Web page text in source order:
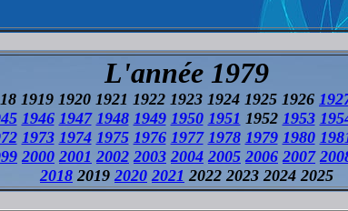
L'année 1979
1919 1920 1921 1922 1923 1924 1925 1926
1946 1947 1948 1949 1950 1951 1952 1953
1973 1974 1975 1976 1977 1978 1979 1980
2000 2001 2002 2003 2004 2005 2006 2007
2018 2019 2020 2021 2022 2023 2024 2025